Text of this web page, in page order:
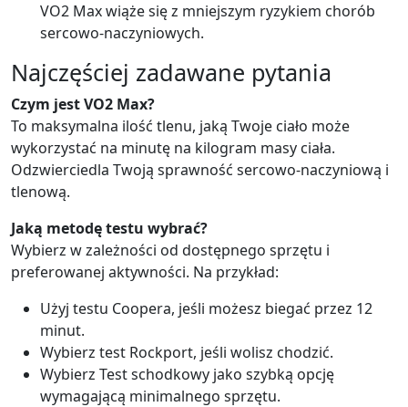
VO2 Max wiąże się z mniejszym ryzykiem chorób
sercowo-naczyniowych.
Najczęściej zadawane pytania
Czym jest VO2 Max?
To maksymalna ilość tlenu, jaką Twoje ciało może
wykorzystać na minutę na kilogram masy ciała.
Odzwierciedla Twoją sprawność sercowo-naczyniową i
tlenową.
Jaką metodę testu wybrać?
Wybierz w zależności od dostępnego sprzętu i
preferowanej aktywności. Na przykład:
Użyj testu Coopera, jeśli możesz biegać przez 12
minut.
Wybierz test Rockport, jeśli wolisz chodzić.
Wybierz Test schodkowy jako szybką opcję
wymagającą minimalnego sprzętu.